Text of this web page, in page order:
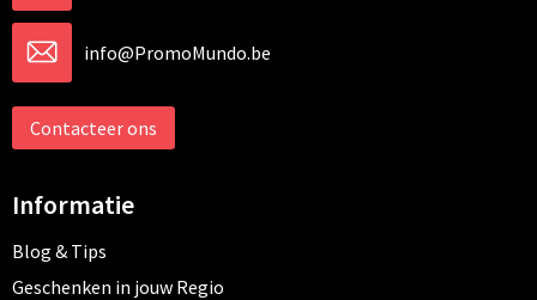
info@PromoMundo.be
Contacteer ons
Informatie
Blog & Tips
Geschenken in jouw Regio